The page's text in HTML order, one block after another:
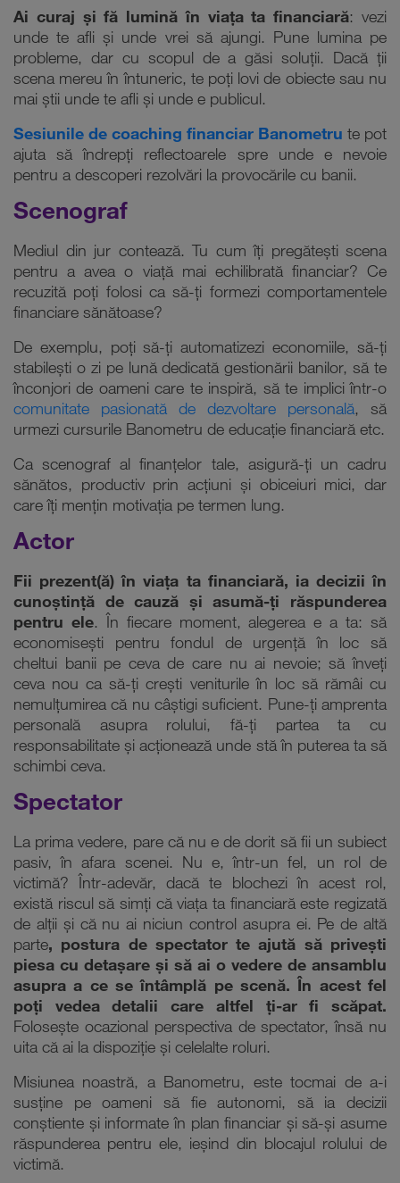
Ai curaj și fă lumină în viața ta financiară: vezi
unde te afli și unde vrei să ajungi. Pune lumina pe
probleme, dar cu scopul de a găsi soluții. Dacă ții
scena mereu în întuneric, te poți lovi de obiecte sau nu
mai știi unde te afli și unde e publicul.
Sesiunile de coaching financiar Banometru te pot
ajuta să îndrepți reflectoarele spre unde e nevoie
pentru a descoperi rezolvări la provocările cu banii.
Scenograf
Mediul din jur contează. Tu cum îți pregătești scena
pentru a avea o viață mai echilibrată financiar? Ce
recuzită poți folosi ca să-ți formezi comportamentele
financiare sănătoase?
De exemplu, poți să-ți automatizezi economiile, să-ți
stabilești o zi pe lună dedicată gestionării banilor, să te
înconjori de oameni care te inspiră, să te implici într-o
comunitate pasionată de dezvoltare personală, să
urmezi cursurile Banometru de educație financiară etc.
Ca scenograf al finanțelor tale, asigură-ți un cadru
sănătos, productiv prin acțiuni și obiceiuri mici, dar
care îți mențin motivația pe termen lung.
Actor
Fii prezent(ă) în viața ta financiară, ia decizii în
cunoștință de cauză și asumă-ți răspunderea
pentru ele. În fiecare moment, alegerea e a ta: să
economisești pentru fondul de urgență în loc să
cheltui banii pe ceva de care nu ai nevoie; să înveți
ceva nou ca să-ți crești veniturile în loc să rămâi cu
nemulțumirea că nu câștigi suficient. Pune-ți amprenta
personală asupra rolului, fă-ți partea ta cu
responsabilitate și acționează unde stă în puterea ta să
schimbi ceva.
Spectator
La prima vedere, pare că nu e de dorit să fii un subiect
pasiv, în afara scenei. Nu e, într-un fel, un rol de
victimă? Într-adevăr, dacă te blochezi în acest rol,
există riscul să simți că viața ta financiară este regizată
de alții și că nu ai niciun control asupra ei. Pe de altă
parte, postura de spectator te ajută să privești
piesa cu detașare și să ai o vedere de ansamblu
asupra a ce se întâmplă pe scenă. În acest fel
poți vedea detalii care altfel ți-ar fi scăpat.
Folosește ocazional perspectiva de spectator, însă nu
uita că ai la dispoziție și celelalte roluri.
Misiunea noastră, a Banometru, este tocmai de a-i
susține pe oameni să fie autonomi, să ia decizii
conștiente și informate în plan financiar și să-și asume
răspunderea pentru ele, ieșind din blocajul rolului de
victimă.